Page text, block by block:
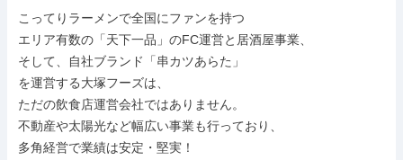
こってりラーメンで全国にファンを持つ
エリア有数の「天下一品」のFC運営と居酒屋事業、
そして、自社ブランド「串カツあらた」
を運営する大塚フーズは、
ただの飲食店運営会社ではありません。
不動産や太陽光など幅広い事業も行っており、
多角経営で業績は安定・堅実！